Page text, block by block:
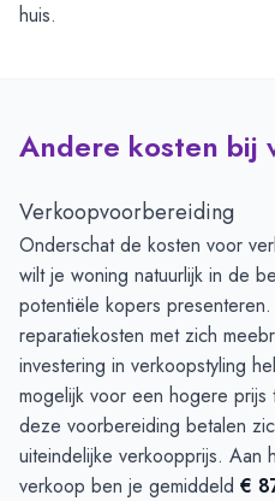
huis.
Andere kosten bij
Verkoopvoorbereiding
Onderschat de kosten voor
wilt je woning natuurlijk in de
potentiële kopers
reparatiekosten met zich
investering in verkoopstyling
mogelijk voor een hogere
deze voorbereiding betalen
uiteindelijke verkoopprijs. Aan
verkoop ben je gemiddeld €